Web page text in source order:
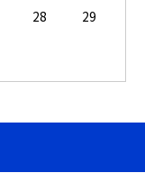
28
29